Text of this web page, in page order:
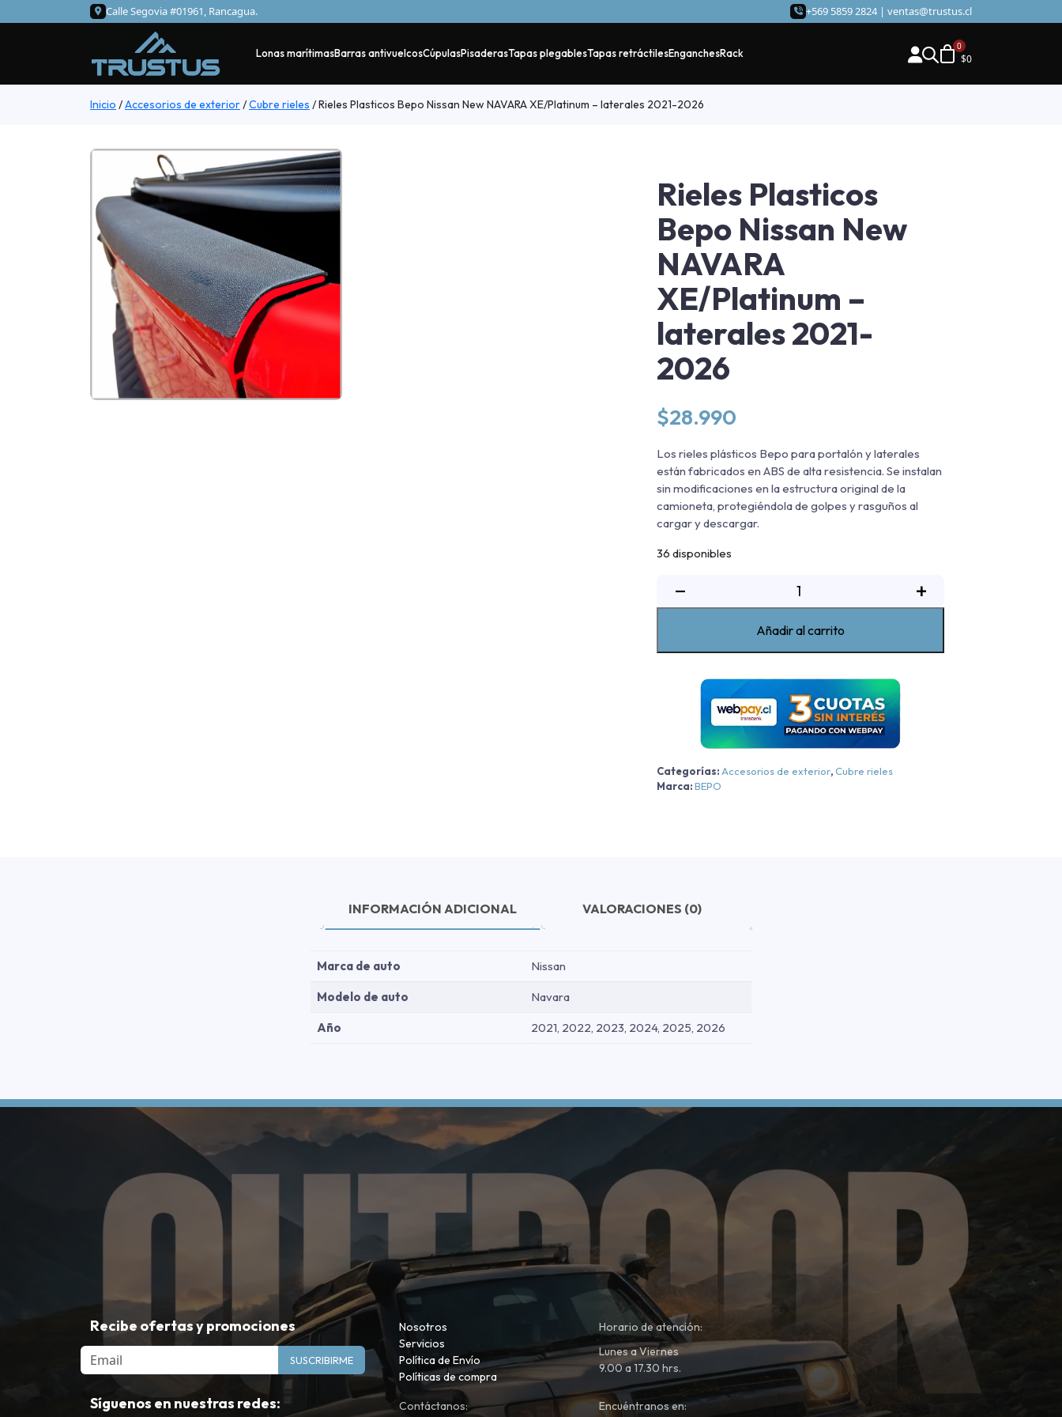
Calle Segovia #01961, Rancagua. +569 5859 2824 | ventas@trustus.cl
Lonas marítimasBarras antivuelcosCúpulasPisaderasTapas plegablesTapas retráctilesEnganchesRack $0
Inicio /Accesorios de exterior/Cubre rieles /Rieles Plasticos Bepo Nissan New NAVARA XE/Platinum – laterales 2021-2026
Rieles Plasticos
Bepo Nissan New
NAVARA
XE/Platinum –
laterales 2021-
2026
$28.990
Los rieles plásticos Bepo para portalón y laterales
están fabricados en ABS de alta resistencia. Se instalan
sin modificaciones en la estructura original de la
camioneta, protegiéndola de golpes y rasguños al
cargar y descargar.
36 disponibles
−
NAVARA
XE/Platinum
laterales
2026
cantidad
+
Añadir al carrito
Categorías: Accesorios de exterior,Cubre rieles
Marca:BEPO
INFORMACIÓN ADICIONAL VALORACIONES (0)
Marca de auto Nissan
Modelo de auto Navara
Año 2021, 2022, 2023, 2024, 2025, 2026
Recibe ofertas y promociones
Email SUSCRIBIRME
Síguenos en nuestras redes:
Nosotros
Servicios
Política de Envío
Políticas de compra
Horario de atención:
Lunes a Viernes
9.00 a 17.30 hrs.
Contáctanos: Encuéntranos en: